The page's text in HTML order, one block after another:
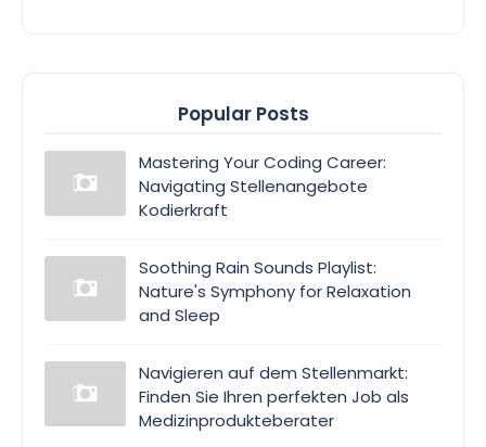
Popular Posts
Mastering Your Coding Career:
Navigating Stellenangebote
Kodierkraft
Soothing Rain Sounds Playlist:
Nature's Symphony for Relaxation
and Sleep
Navigieren auf dem Stellenmarkt:
Finden Sie Ihren perfekten Job als
Medizinprodukteberater